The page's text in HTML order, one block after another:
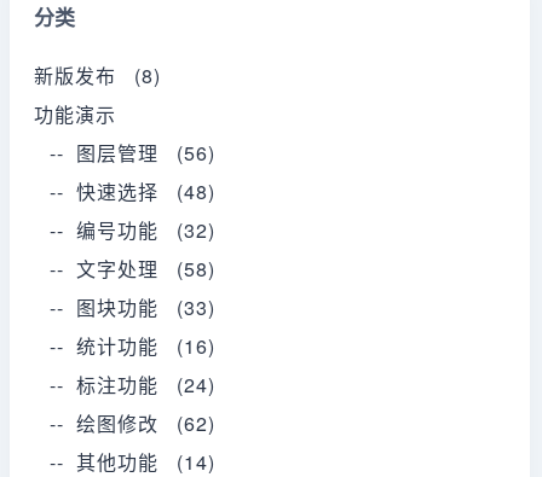
分类
新版发布 (8)
功能演示
-- 图层管理 (56)
-- 快速选择 (48)
-- 编号功能 (32)
-- 文字处理 (58)
-- 图块功能 (33)
-- 统计功能 (16)
-- 标注功能 (24)
-- 绘图修改 (62)
-- 其他功能 (14)